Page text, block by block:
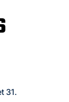
31.